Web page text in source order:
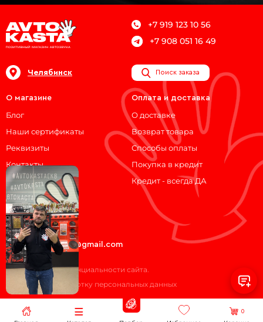
+7 919 123 10 56
+7 908 051 16 49
Челябинск Поиск заказа
О магазине
Блог
Наши сертификаты
Реквизиты
Контакты
Оплата и доставка
О доставке
Возврат товара
Способы оплаты
Покупка в кредит
Кредит - всегда ДА
Мы на связи!
ВКонтакте
Telegram
avtokasta74@gmail.com
Политика конфиденциальности сайта.
Согласие на обработку персональных данных
0